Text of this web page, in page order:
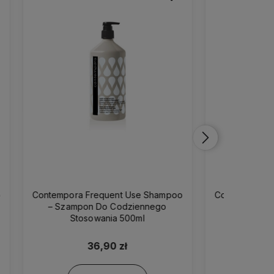
Contempora Moisturizing - Szampon
Nawilżający Do Włosów 500ml